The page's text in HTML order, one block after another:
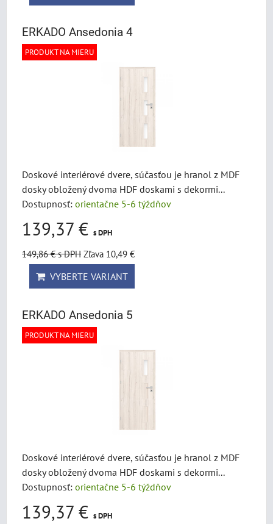
ERKADO Ansedonia 4
PRODUKT NA MIERU
Doskové interiérové dvere, súčasťou je hranol z MDF
dosky obložený dvoma HDF doskami s dekormi...
Dostupnosť: orientačne 5-6 týždňov
139,37 € s DPH
149,86 €s DPH Zľava 10,49 €
VYBERTE VARIANT
ERKADO Ansedonia 5
PRODUKT NA MIERU
Doskové interiérové dvere, súčasťou je hranol z MDF
dosky obložený dvoma HDF doskami s dekormi...
Dostupnosť: orientačne 5-6 týždňov
139,37 € s DPH